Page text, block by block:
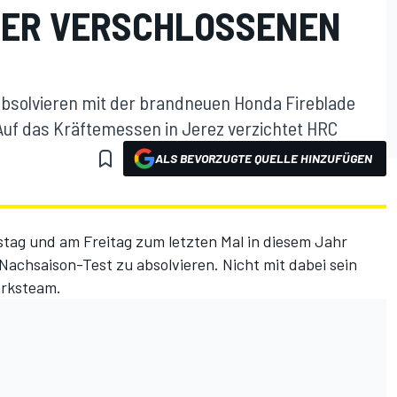
VERSCHLOSSENEN
mit der brandneuen Honda Fireblade
das Kräftemessen in Jerez verzichtet HRC
ALS BEVORZUGTE QUELLE HINZUFÜGEN
und am Freitag zum letzten Mal in diesem Jahr
Test zu absolvieren. Nicht mit dabei sein